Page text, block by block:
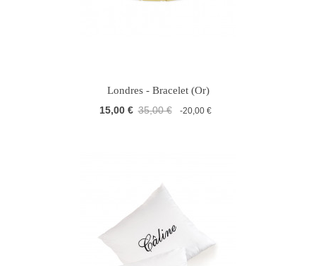
Londres - Bracelet (Or)
15,00 € 35,00 € -20,00 €